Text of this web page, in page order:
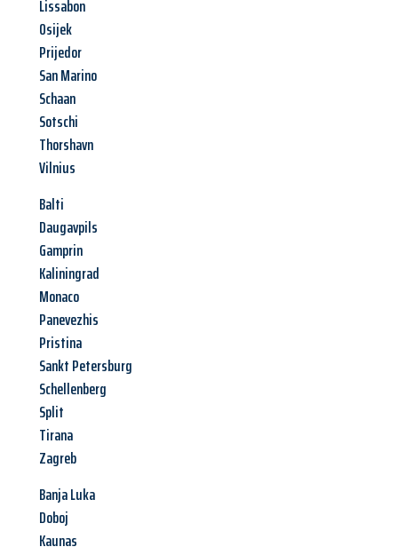
Lissabon
Osijek
Prijedor
San Marino
Schaan
Sotschi
Thorshavn
Vilnius
Balti
Daugavpils
Gamprin
Kaliningrad
Monaco
Panevezhis
Pristina
Sankt Petersburg
Schellenberg
Split
Tirana
Zagreb
Banja Luka
Doboj
Kaunas